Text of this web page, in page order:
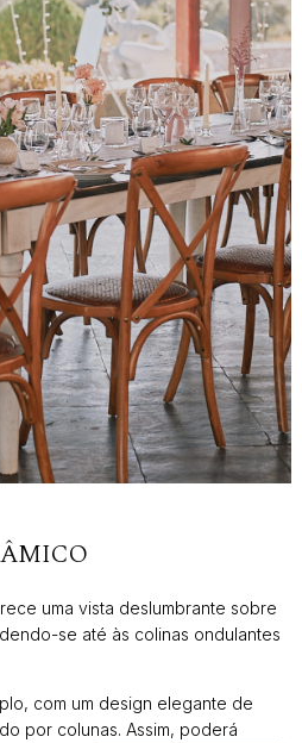
uma vista deslumbrante sobre
se até às colinas ondulantes
com um design elegante de
por colunas. Assim, poderá